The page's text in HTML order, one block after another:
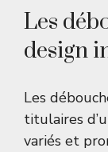
Les
design
Les
titulaires
variés et